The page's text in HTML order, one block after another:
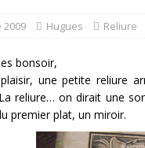
retrouver?
DIVERS
DIVERS
2009 Hugues Reliure
bonsoir,
une petite reliure
La reliure… on dirait une
premier plat, un miroir.